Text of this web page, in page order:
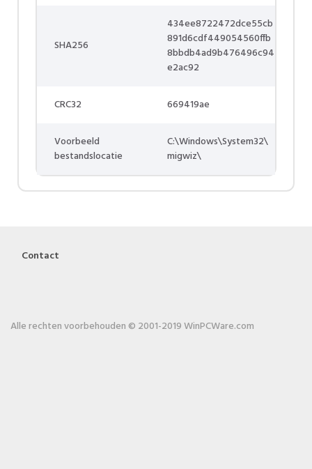
SHA256
434ee8722472dce55cb
891d6cdf449054560ffb
8bbdb4ad9b476496c94
e2ac92
CRC32 669419ae
Voorbeeld
bestandslocatie
C:\Windows\System32\
migwiz\
Contact
Alle rechten voorbehouden © 2001-2019 WinPCWare.com